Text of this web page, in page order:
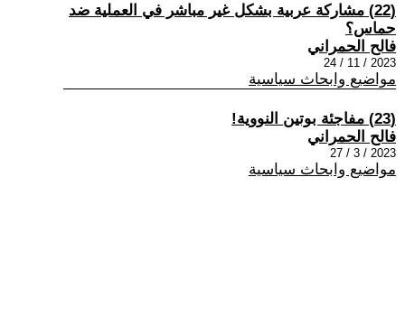
(22) مشاركة عربية بشكل غير مباشر في العملية ضد
حماس؟
فالح الحمراني
2023 / 11 / 24
مواضيع وابحاث سياسية
(23) مفاجئة بوتين النووية!
فالح الحمراني
2023 / 3 / 27
مواضيع وابحاث سياسية